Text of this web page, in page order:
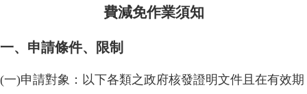
費減免作業須知
一、申請條件、限制
(一)申請對象：以下各類之政府核發證明文件且在有效期